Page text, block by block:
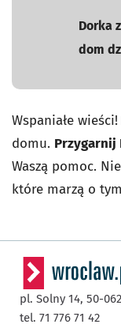
Dorka
dom
Wspaniałe wieści!
domu. Przygarnij
Waszą pomoc.
które marzą o
pl. Solny 14, 50-062
tel. 71 776 71 42